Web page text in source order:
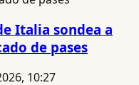
Italia sondea a
de pases
10:27